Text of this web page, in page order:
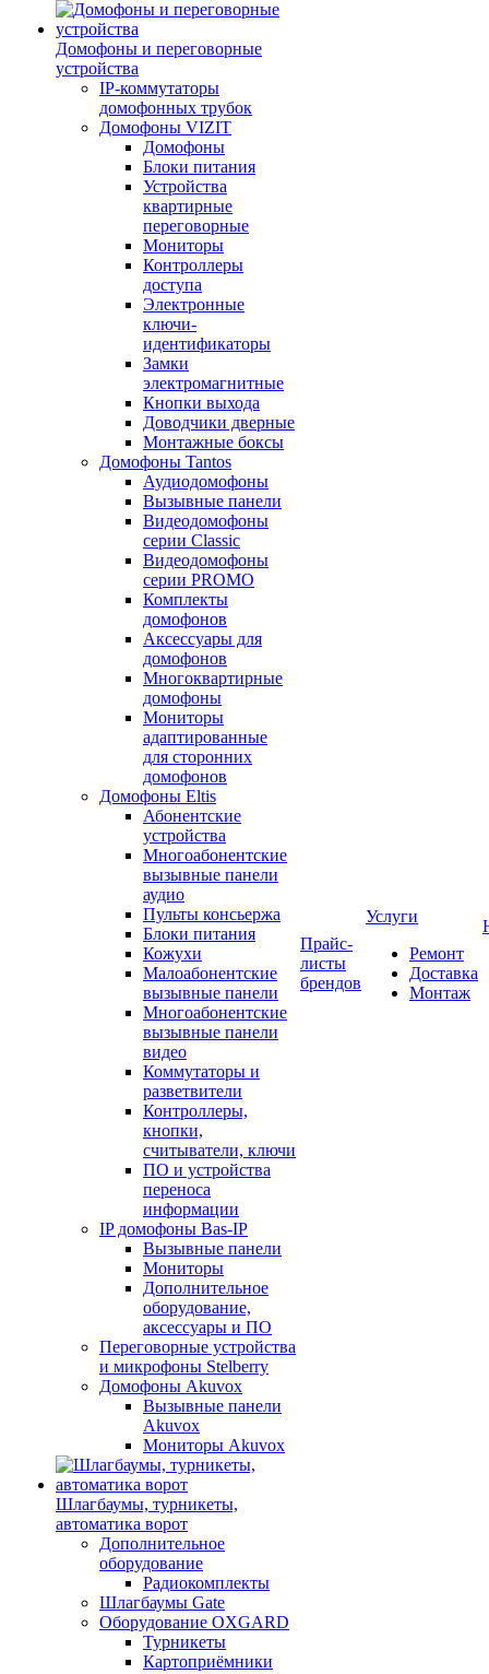
Домофоны и переговорные
устройства
IP-коммутаторы
домофонных трубок
Домофоны VIZIT
Домофоны
Блоки питания
Устройства
квартирные
переговорные
Мониторы
Контроллеры
доступа
Электронные
ключи-
идентификаторы
Замки
электромагнитные
Кнопки выхода
Доводчики дверные
Монтажные боксы
Домофоны Tantos
Аудиодомофоны
Вызывные панели
Видеодомофоны
серии Classic
Видеодомофоны
серии PROMO
Комплекты
домофонов
Аксессуары для
домофонов
Многоквартирные
домофоны
Мониторы
адаптированные
для сторонних
домофонов
Домофоны Eltis
Абонентские
устройства
Многоабонентские
вызывные панели
аудио
Пульты консьержа
Блоки питания
Кожухи
Малоабонентские
вызывные панели
Многоабонентские
вызывные панели
видео
Коммутаторы и
разветвители
Контроллеры,
кнопки,
считыватели, ключи
ПО и устройства
переноса
информации
IP домофоны Bas-IP
Вызывные панели
Мониторы
Дополнительное
оборудование,
аксессуары и ПО
Переговорные устройства
и микрофоны Stelberry
Домофоны Akuvox
Вызывные панели
Akuvox
Мониторы Akuvox
Шлагбаумы, турникеты,
автоматика ворот
Дополнительное
оборудование
Радиокомплекты
Шлагбаумы Gate
Оборудование OXGARD
Турникеты
Картоприёмники
Прайс-
листы
брендов
Услуги
Ремонт
Доставка
Монтаж